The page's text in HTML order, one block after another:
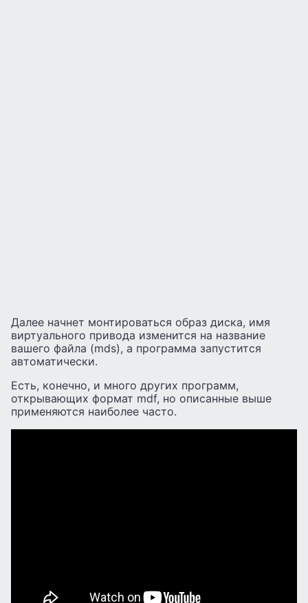
Далее начнет монтироваться образ диска, имя
виртуального привода изменится на название
вашего файла (mds), а программа запустится
автоматически.
Есть, конечно, и много других программ,
открывающих формат mdf, но описанные выше
применяются наиболее часто.